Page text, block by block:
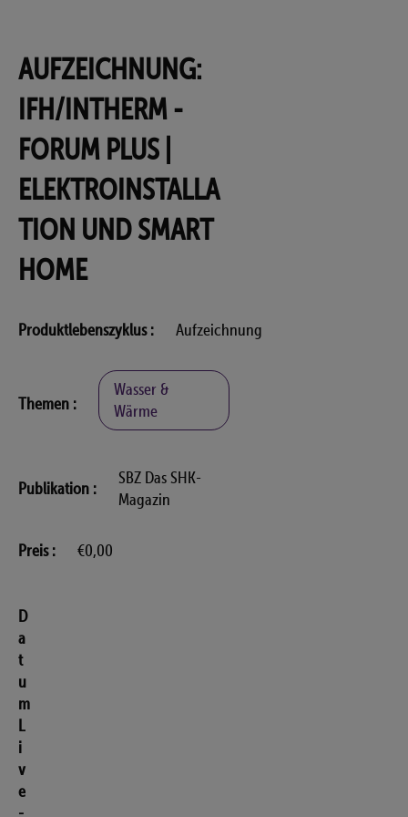
AUFZEICHNUNG:
IFH/INTHERM -
FORUM PLUS |
ELEKTROINSTALLA
TION UND SMART
HOME
Produktlebenszyklus Aufzeichnung
Themen
Wasser &
Wärme
Publikation
SBZ Das SHK-
Magazin
Preis €0,00
D
a
t
u
m
L
i
v
e
-